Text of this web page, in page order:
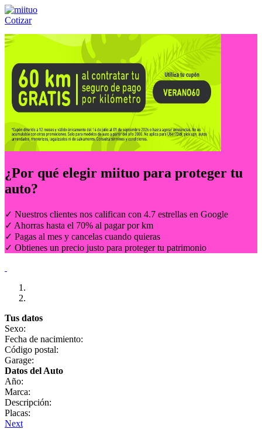
Cotizar
Llámanos al:(55) 84-21-05-00 ó
¿Por qué elegir miituo para proteger tu
auto?
✓ Nuestros clientes nos califican con 4.7 estrellas en Google
✓ Ahorras hasta el 70% al pagar por km
✓ Pagas al mes y cancelas cuando quieras
✓ Obtienes un precio justo para proteger tu patrimonio
Tus datos
Sexo:
Fecha de nacimiento:
Código postal:
Garage:
Datos del Auto
Año:
Marca:
Descripción:
Placas:
Next